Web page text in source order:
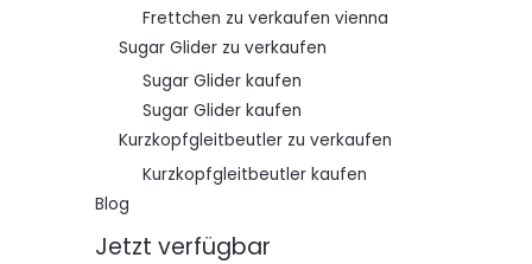
Frettchen zu verkaufen vienna
Sugar Glider zu verkaufen
Sugar Glider kaufen
Sugar Glider kaufen
Kurzkopfgleitbeutler zu verkaufen
Kurzkopfgleitbeutler kaufen
Blog
Jetzt verfügbar